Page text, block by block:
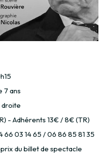
7 ans
droite
- Adhérents 13€ / 8€ (TR)
66 03 14 65 / 06 86 85 81 35
prix du billet de spectacle